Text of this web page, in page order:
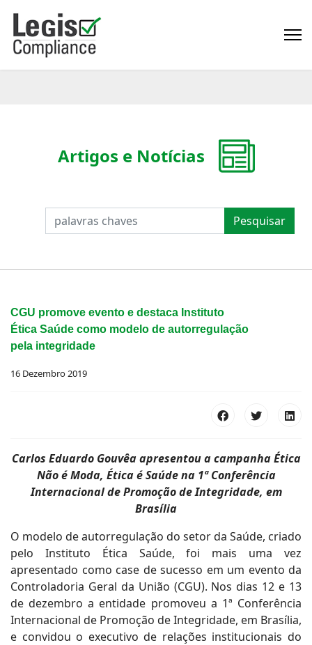
PESQUISAR Pesquisar
Artigos e Notícias
CGU promove evento e destaca Instituto
Ética Saúde como modelo de autorregulação
pela integridade
16 Dezembro 2019
Carlos Eduardo Gouvêa apresentou a campanha Ética
Não é Moda, Ética é Saúde na 1ª Conferência
Internacional de Promoção de Integridade, em
Brasília
O modelo de autorregulação do setor da Saúde, criado
pelo Instituto Ética Saúde, foi mais uma vez
apresentado como case de sucesso em um evento da
Controladoria Geral da União (CGU). Nos dias 12 e 13
de dezembro a entidade promoveu a 1ª Conferência
Internacional de Promoção de Integridade, em Brasília,
e convidou o executivo de relações institucionais do